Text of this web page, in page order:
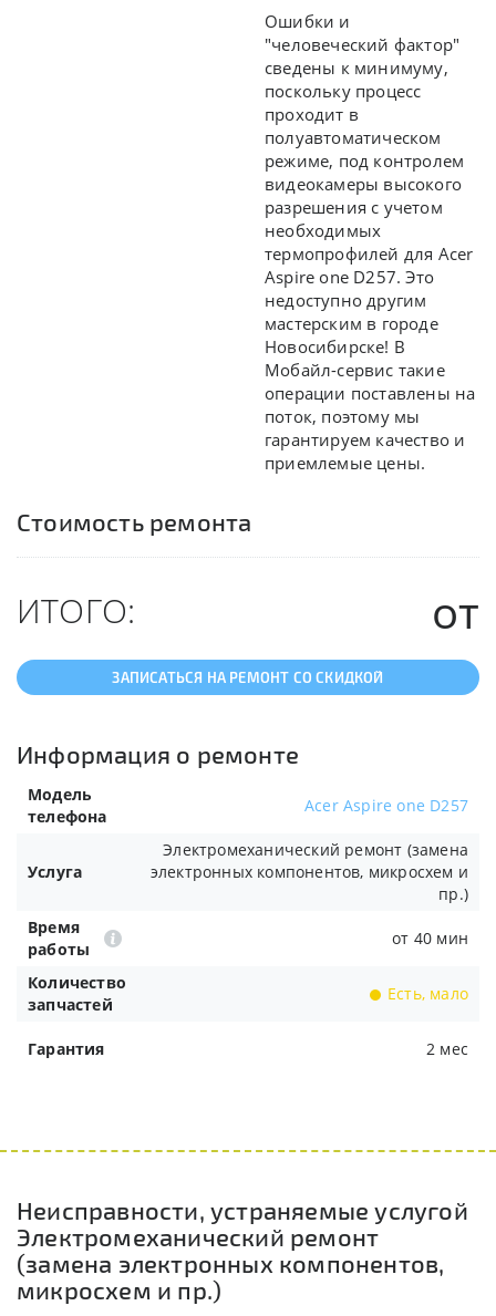
Ошибки и
"человеческий фактор"
сведены к минимуму,
поскольку процесс
проходит в
полуавтоматическом
режиме, под контролем
видеокамеры высокого
разрешения с учетом
необходимых
термопрофилей для Acer
Aspire one D257. Это
недоступно другим
мастерским в городе
Новосибирске! В
Мобайл-сервис такие
операции поставлены на
поток, поэтому мы
гарантируем качество и
приемлемые цены.
Стоимость ремонта
ИТОГО: от
ЗАПИСАТЬСЯ НА РЕМОНТ СО СКИДКОЙ
Информация о ремонте
Модель
телефона
Acer Aspire one D257
Услуга
Электромеханический ремонт (замена
электронных компонентов, микросхем и
пр.)
Время
работы
от 40 мин
Количество
запчастей
Есть, мало
Гарантия 2 мес
Неисправности, устраняемые услугой
Электромеханический ремонт
(замена электронных компонентов,
микросхем и пр.)